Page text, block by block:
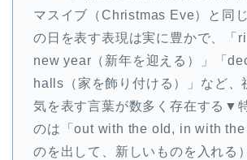
マスイブ（Christmas Eve）と同
の日を表す表現は実に豊かで、「
new year（新年を迎える）」「
halls（家を飾り付ける）」など、
気を表す言葉が数多く存在する▼
のは「out with the old, in with the
のを出して、新しいものを入れる